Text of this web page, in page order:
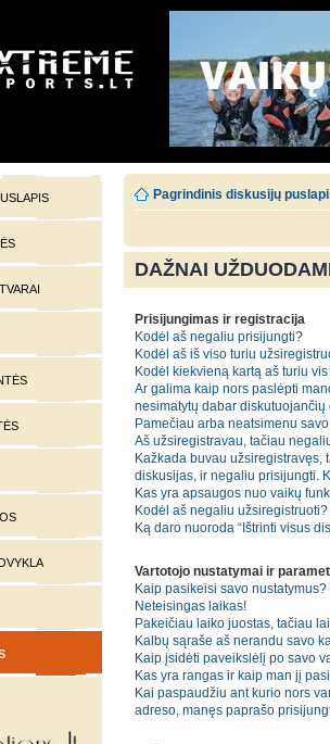
SPORTS.LT
Pagrindinis diskusijų
DAŽNAI
Prisijungimas ir registracija
Kodėl aš negaliu prisijungti?
Kodėl aš iš viso turiu
Kodėl kiekvieną kartą aš turiu
Ar galima kaip nors paslėpti
nesimatytų dabar
Pamečiau arba neatsimenu
Aš užsiregistravau, tačiau
Kažkada buvau užsiregistravęs,
diskusijas, ir negaliu prisijungti.
Kas yra apsaugos nuo vaikų
Kodėl aš negaliu užsiregistruoti?
Ką daro nuoroda “Ištrinti visus
Vartotojo nustatymai ir
Kaip pasikeisi savo nustatymus?
Neteisingas laikas!
Pakeičiau laiko juostas, tačiau
Kalbų sąraše aš nerandu savo
Kaip įsidėti paveikslėlį po savo
Kas yra rangas ir kaip man jį
Kai paspaudžiu ant kurio nors
adreso, manęs paprašo